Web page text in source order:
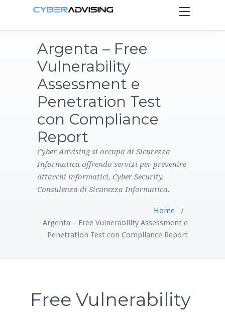
Toggle
navigation
PRODOTTI
CONTATTI
Argenta – Free
Vulnerability
Assessment e
Penetration Test
con Compliance
Report
Cyber Advising si occupa di Sicurezza
Informatica offrendo servizi per prevenire
attacchi informatici, Cyber Security,
Consulenza di Sicurezza Informatica.
Home/
Argenta – Free Vulnerability Assessment e
Penetration Test con Compliance Report
Free Vulnerability